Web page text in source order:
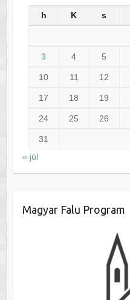
h K s
3 4 5
10 11 12
17 18 19
24 25 26
31
« júl
Magyar Falu Program